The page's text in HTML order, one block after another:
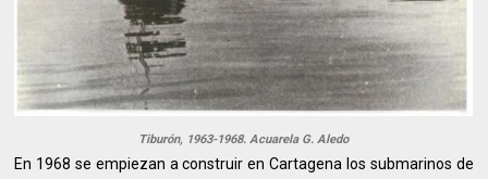
Tiburón, 1963-1968. Acuarela G. Aledo
En 1968 se empiezan a construir en Cartagena los submarinos de